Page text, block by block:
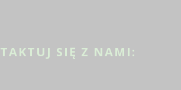
SIĘ Z NAMI: